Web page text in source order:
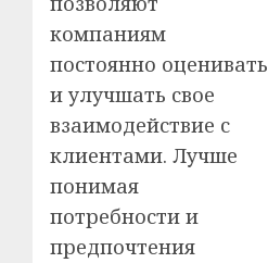
компаниям
постоянно оценивать
и улучшать свое
взаимодействие с
клиентами. Лучше
понимая
потребности и
предпочтения